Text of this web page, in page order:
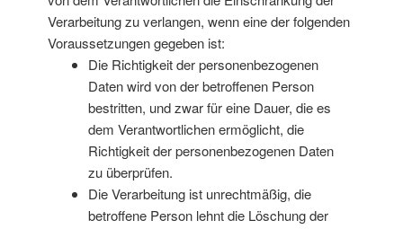
Verarbeitung zu verlangen, wenn eine der folgenden
Voraussetzungen gegeben ist:
Die Richtigkeit der personenbezogenen
Daten wird von der betroffenen Person
bestritten, und zwar für eine Dauer, die es
dem Verantwortlichen ermöglicht, die
Richtigkeit der personenbezogenen Daten
zu überprüfen.
Die Verarbeitung ist unrechtmäßig, die
betroffene Person lehnt die Löschung der